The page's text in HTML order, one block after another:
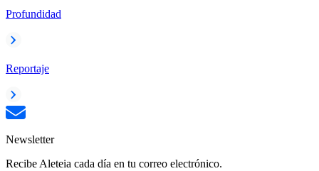
Profundidad
Reportaje
Newsletter
Recibe Aleteia cada día en tu correo electrónico.